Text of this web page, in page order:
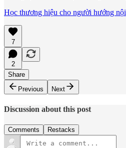
Học thương hiệu cho người hướng nội
7
2
Share
Previous
Next
Discussion about this post
Comments Restacks